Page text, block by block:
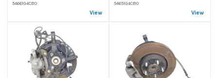
54661G4CB0
View
54651G4CB0
View